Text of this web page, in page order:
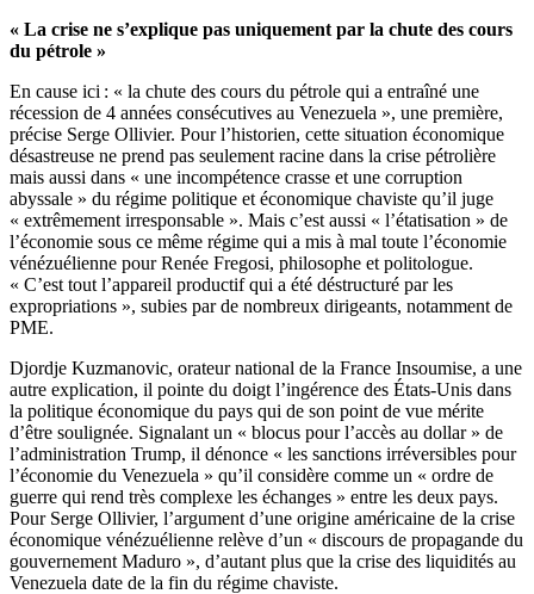
« La crise ne s’explique pas uniquement par la chute des cours
du pétrole »
En cause ici : « la chute des cours du pétrole qui a entraîné une
récession de 4 années consécutives au Venezuela », une première,
précise Serge Ollivier. Pour l’historien, cette situation économique
désastreuse ne prend pas seulement racine dans la crise pétrolière
mais aussi dans « une incompétence crasse et une corruption
abyssale » du régime politique et économique chaviste qu’il juge
« extrêmement irresponsable ». Mais c’est aussi « l’étatisation » de
l’économie sous ce même régime qui a mis à mal toute l’économie
vénézuélienne pour Renée Fregosi, philosophe et politologue.
« C’est tout l’appareil productif qui a été déstructuré par les
expropriations », subies par de nombreux dirigeants, notamment de
PME.
Djordje Kuzmanovic, orateur national de la France Insoumise, a une
autre explication, il pointe du doigt l’ingérence des États-Unis dans
la politique économique du pays qui de son point de vue mérite
d’être soulignée. Signalant un « blocus pour l’accès au dollar » de
l’administration Trump, il dénonce « les sanctions irréversibles pour
l’économie du Venezuela » qu’il considère comme un « ordre de
guerre qui rend très complexe les échanges » entre les deux pays.
Pour Serge Ollivier, l’argument d’une origine américaine de la crise
économique vénézuélienne relève d’un « discours de propagande du
gouvernement Maduro », d’autant plus que la crise des liquidités au
Venezuela date de la fin du régime chaviste.